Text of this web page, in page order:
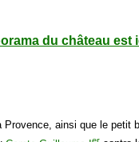
du château est
ainsi que le petit
er